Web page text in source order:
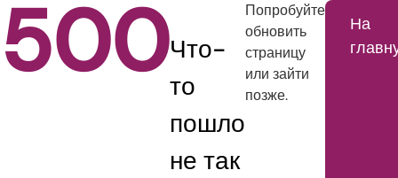
500Что-
то
пошло
не так
Попробуйте
обновить
страницу
или зайти
позже.
На